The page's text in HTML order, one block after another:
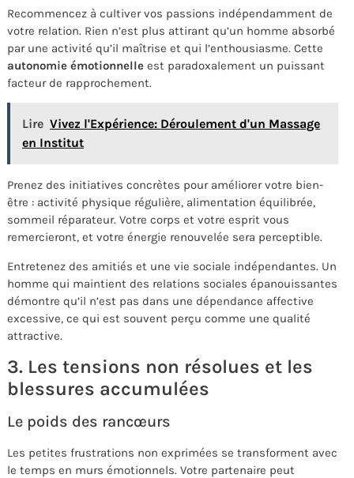
Recommencez à cultiver vos passions indépendamment de
votre relation. Rien n’est plus attirant qu’un homme absorbé
par une activité qu’il maîtrise et qui l’enthousiasme. Cette
autonomie émotionnelle est paradoxalement un puissant
facteur de rapprochement.
Lire Vivez l'Expérience: Déroulement d'un Massage
en Institut
Prenez des initiatives concrètes pour améliorer votre bien-
être : activité physique régulière, alimentation équilibrée,
sommeil réparateur. Votre corps et votre esprit vous
remercieront, et votre énergie renouvelée sera perceptible.
Entretenez des amitiés et une vie sociale indépendantes. Un
homme qui maintient des relations sociales épanouissantes
démontre qu’il n’est pas dans une dépendance affective
excessive, ce qui est souvent perçu comme une qualité
attractive.
3. Les tensions non résolues et les
blessures accumulées
Le poids des rancœurs
Les petites frustrations non exprimées se transforment avec
le temps en murs émotionnels. Votre partenaire peut